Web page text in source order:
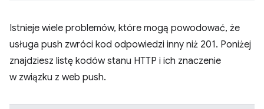
Istnieje wiele problemów, które mogą powodować, że
usługa push zwróci kod odpowiedzi inny niż 201. Poniżej
znajdziesz listę kodów stanu HTTP i ich znaczenie
w związku z web push.